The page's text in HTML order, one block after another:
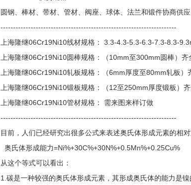
圆钢、棒材、带材、管材、阀座、球体、法兰和锻件协商供应
----------------------------------------------------------------------
上海隆继06Cr19Ni10线材规格： 3.3-4.3-5.3-6.3-7.3-8.3-
上海隆继06Cr19Ni10圆棒规格：（10mm至300mm圆棒）齐
上海隆继06Cr19Ni10轧板规格：（6mm厚度至80mm轧板）
上海隆继06Cr19Ni10锻板规格：（12至250mm厚度锻板）
上海隆继06Cr19Ni10管材规格： 需来图来样订做
----------------------------------------------------------------------
目前，人们已经研究出很多公式来表述奥氏体形成元素的相
奥氏体形成能力=Ni%+30C%+30N%+0.5Mn%+0.25Cu%
从这个等式可以看出：
1.碳是一种较强的奥氏体形成元素，其形成奥氏体的能力是